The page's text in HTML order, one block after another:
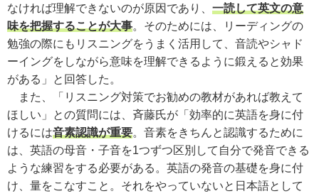
なければ理解できないのが原因であり、 一読して英文の意
味を把握することが大事。そのためには、リーディングの
勉強の際にもリスニングをうまく活用して、音読やシャド
ーイングをしながら意味を理解できるように鍛えると効果
がある」と回答した。
また、「リスニング対策でお勧めの教材があれば教えて
ほしい」との質問には、斉藤氏が「効率的に英語を身に付
けるには音素認識が重要。音素をきちんと認識するために
は、英語の母音・子音を1つずつ区別して自分で発音できる
ような練習をする必要がある。英語の発音の基礎を身に付
け、量をこなすこと。それをやっていないと日本語として